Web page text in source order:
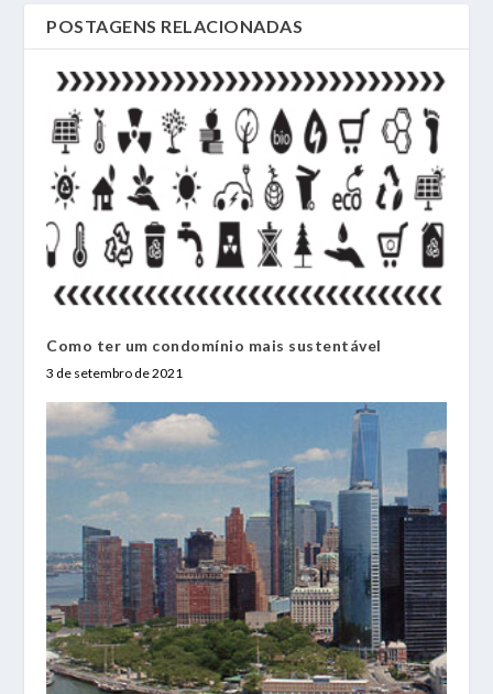
POSTAGENS RELACIONADAS
Como ter um condomínio mais sustentável
3 de setembro de 2021